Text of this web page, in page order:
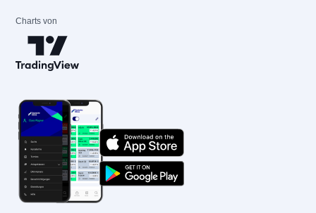
Charts von